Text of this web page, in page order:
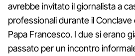
avrebbe invitato il giornalista a
professionali durante il
Papa Francesco. I due si erano
passato per un incontro